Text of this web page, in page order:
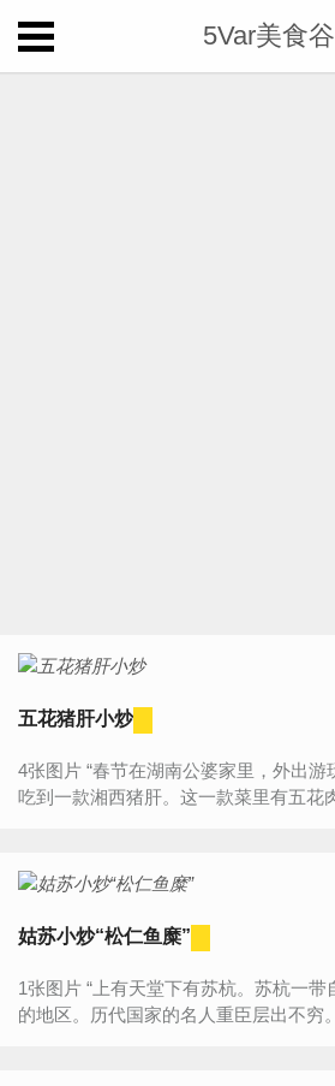
5Var美食谷
五花猪肝小炒
4张图片 “春节在湖南公婆家里，外出游玩至张家界。就餐期间
吃到一款湘西猪肝。这一款菜里有五花
姑苏小炒“松仁鱼糜”
1张图片 “上有天堂下有苏杭。苏杭一带自古就是文人雅士集合
的地区。历代国家的名人重臣层出不穷